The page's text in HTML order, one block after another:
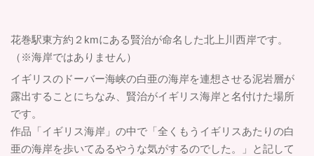
花巻駅東方約２kmにある賢治が命名した北上川西岸です。
（※海岸ではありません）
イギリスのドーバー海峡の白亜の海岸を連想させる泥岩層が
露出することにちなみ、賢治がイギリス海岸と名付けた場所
です。
作品「イギリス海岸」の中で「全くもうイギリスあたりの白
亜の海岸を歩いてゐるやうな気がするのでした。」と記して